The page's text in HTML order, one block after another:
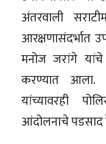
अंतरवाली
आरक्षणासंदर्भात
मनोज जरांगे यांचे
करण्यात आला.
यांच्यावरही
आंदोलनाचे